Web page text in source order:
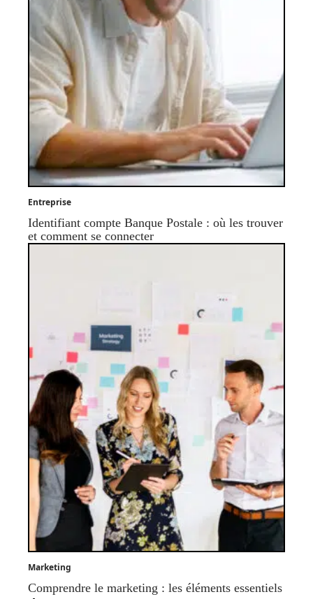
Entreprise
Identifiant compte Banque Postale : où les trouver
et comment se connecter
Marketing
Comprendre le marketing : les éléments essentiels